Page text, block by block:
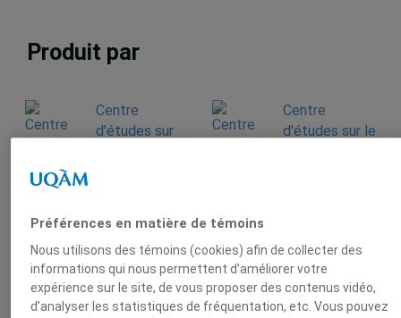
Produit par
Centre
d'études sur
Centre
d'études sur le
Préférences en matière de témoins
Nous utilisons des témoins (cookies) afin de collecter des
informations qui nous permettent d’améliorer votre
expérience sur le site, de vous proposer des contenus vidéo,
d’analyser les statistiques de fréquentation, etc. Vous pouvez